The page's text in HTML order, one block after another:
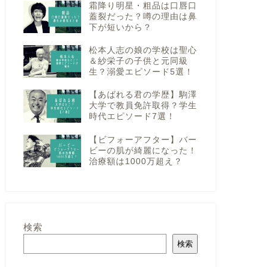
霜降り明星・粗品は口唇口
蓋裂だった？噂の理由は鼻
下が短いから？
松本人志の娘の学校は聖心
＆紗栄子の子供と元同級
生？溺愛エピソード5選！
【あばれる君の学歴】駒澤
大学で教員免許取得？学生
時代エピソード7選！
【ビフォーアフター】バー
ビーの肌が綺麗になった！
治療額は1000万超え？
検索
検索